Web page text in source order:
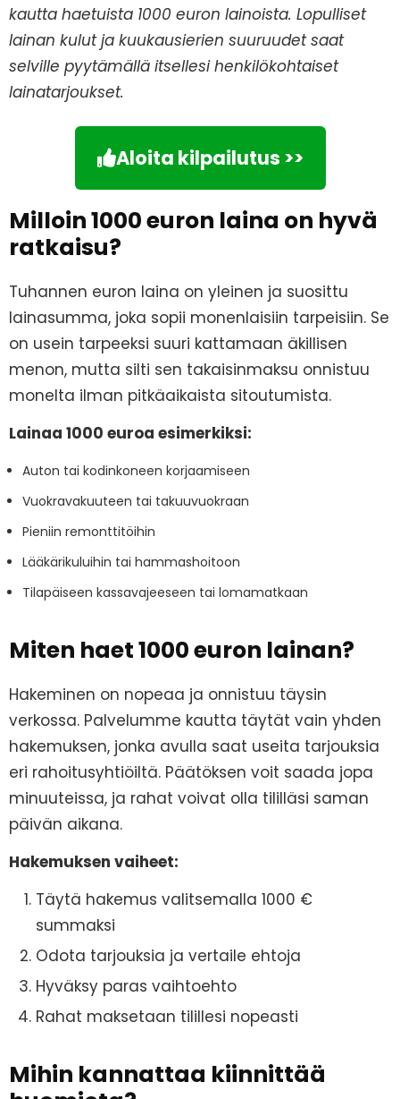
kautta haetuista 1000 euron lainoista. Lopulliset
lainan kulut ja kuukausierien suuruudet saat
selville pyytämällä itsellesi henkilökohtaiset
lainatarjoukset.
Aloita kilpailutus >>
Milloin 1000 euron laina on hyvä
ratkaisu?
Tuhannen euron laina on yleinen ja suosittu
lainasumma, joka sopii monenlaisiin tarpeisiin. Se
on usein tarpeeksi suuri kattamaan äkillisen
menon, mutta silti sen takaisinmaksu onnistuu
monelta ilman pitkäaikaista sitoutumista.
Lainaa 1000 euroa esimerkiksi:
Auton tai kodinkoneen korjaamiseen
Vuokravakuuteen tai takuuvuokraan
Pieniin remonttitöihin
Lääkärikuluihin tai hammashoitoon
Tilapäiseen kassavajeeseen tai lomamatkaan
Miten haet 1000 euron lainan?
Hakeminen on nopeaa ja onnistuu täysin
verkossa. Palvelumme kautta täytät vain yhden
hakemuksen, jonka avulla saat useita tarjouksia
eri rahoitusyhtiöiltä. Päätöksen voit saada jopa
minuuteissa, ja rahat voivat olla tililläsi saman
päivän aikana.
Hakemuksen vaiheet:
Täytä hakemus valitsemalla 1000 €
summaksi
Odota tarjouksia ja vertaile ehtoja
Hyväksy paras vaihtoehto
Rahat maksetaan tilillesi nopeasti
Mihin kannattaa kiinnittää